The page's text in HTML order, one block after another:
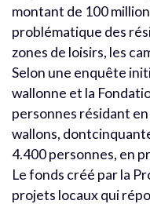
montant de 100
problématique des
zones de loisirs, les
Selon une enquête
wallonne et la
personnes résidant
wallons,
4.400 personnes, en
Le fonds créé par la
projets locaux qui